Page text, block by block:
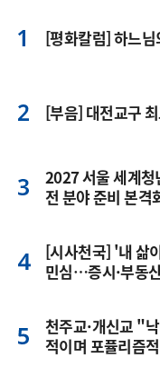
[평화칼럼] 하느님
[부음] 대전교구
2027 서울 세계
전 분야 준비 본격
[시사천국] '내 삶
민심…증시·부동
천주교·개신교 "
적이며 포퓰리즘